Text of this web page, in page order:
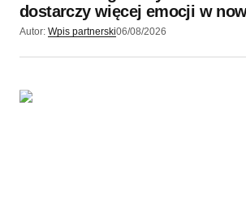
dostarczy więcej emocji w
Autor: Wpis partnerski06/08/2026